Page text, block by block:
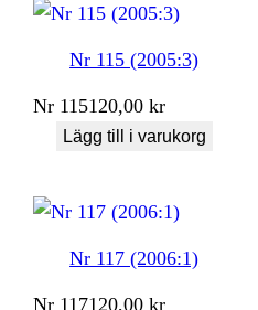
Nr 115 (2005:3)
Nr 115120,00kr
Lägg till i varukorg
Nr 117 (2006:1)
Nr 117120,00kr